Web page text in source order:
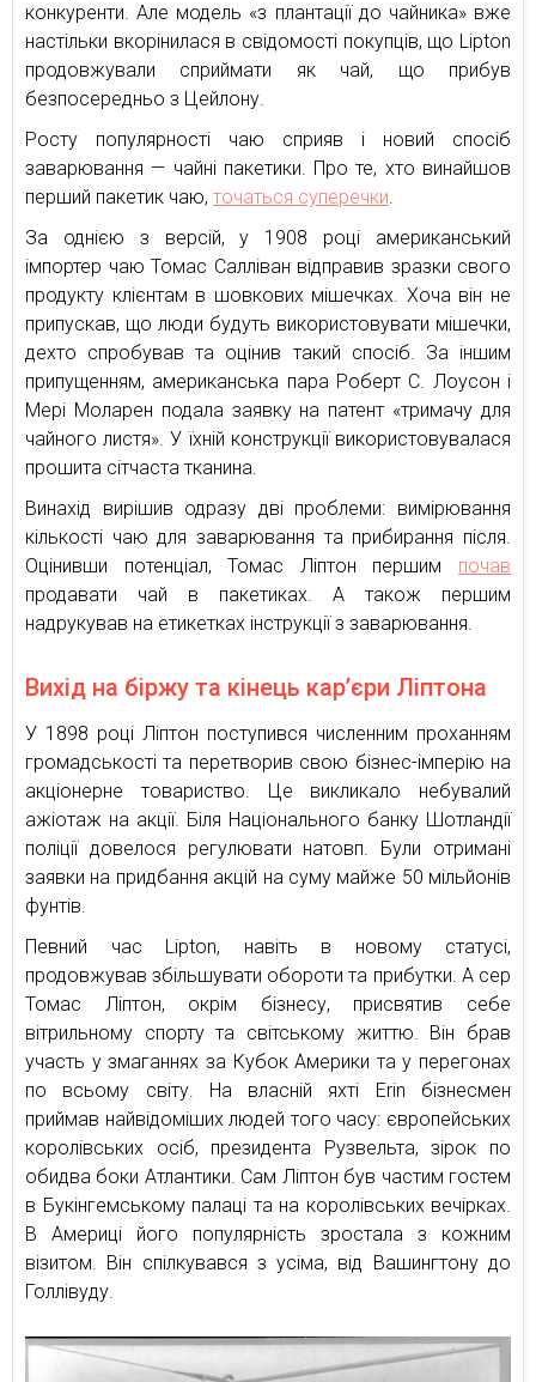
конкуренти. Але модель «з плантації до чайника» вже
настільки вкорінилася в свідомості покупців, що Lipton
продовжували сприймати як чай, що прибув
безпосередньо з Цейлону.
Росту популярності чаю сприяв і новий спосіб
заварювання — чайні пакетики. Про те, хто винайшов
перший пакетик чаю, точаться суперечки.
За однією з версій, у 1908 році американський
імпортер чаю Томас Салліван відправив зразки свого
продукту клієнтам в шовкових мішечках. Хоча він не
припускав, що люди будуть використовувати мішечки,
дехто спробував та оцінив такий спосіб. За іншим
припущенням, американська пара Роберт С. Лоусон і
Мері Моларен подала заявку на патент «тримачу для
чайного листя». У їхній конструкції використовувалася
прошита сітчаста тканина.
Винахід вирішив одразу дві проблеми: вимірювання
кількості чаю для заварювання та прибирання після.
Оцінивши потенціал, Томас Ліптон першим почав
продавати чай в пакетиках. А також першим
надрукував на етикетках інструкції з заварювання.
Вихід на біржу та кінець кар’єри Ліптона
У 1898 році Ліптон поступився численним проханням
громадськості та перетворив свою бізнес-імперію на
акціонерне товариство. Це викликало небувалий
ажіотаж на акції. Біля Національного банку Шотландії
поліції довелося регулювати натовп. Були отримані
заявки на придбання акцій на суму майже 50 мільйонів
фунтів.
Певний час Lipton, навіть в новому статусі,
продовжував збільшувати обороти та прибутки. А сер
Томас Ліптон, окрім бізнесу, присвятив себе
вітрильному спорту та світському життю. Він брав
участь у змаганнях за Кубок Америки та у перегонах
по всьому світу. На власній яхті Erin бізнесмен
приймав найвідоміших людей того часу: європейських
королівських осіб, президента Рузвельта, зірок по
обидва боки Атлантики. Сам Ліптон був частим гостем
в Букінгемському палаці та на королівських вечірках.
В Америці його популярність зростала з кожним
візитом. Він спілкувався з усіма, від Вашингтону до
Голлівуду.